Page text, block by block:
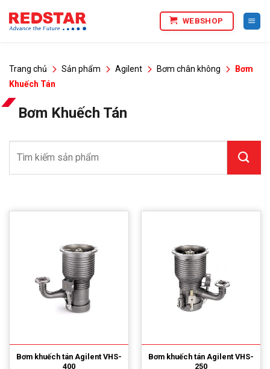
qua
WEBSHOP
Trang chủ Sản phẩm Agilent Bơm chân không
Bơm
Khuếch Tán
Bơm Khuếch Tán
kiếm:
Bơm khuếch tán Agilent VHS-
400
Bơm khuếch tán Agilent VHS-
250